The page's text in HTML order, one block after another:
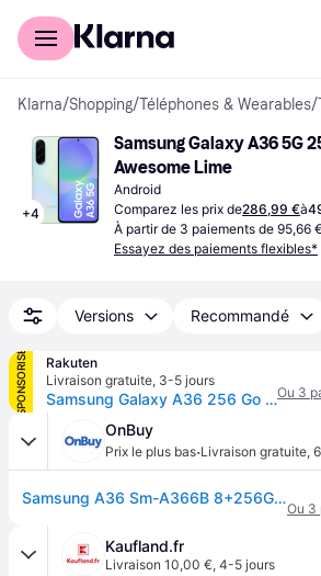
Acheter avec Klarna
Klarna/Shopping/Téléphones & Wearables/
+4
Samsung Galaxy A36 5G
Awesome Lime
Android
Comparez les prix de286,99 €à
À partir de 3 paiements de 95,66
Essayez des paiements flexibles*
Versions Recommandé
SPONSORISÉ
Rakuten
Livraison gratuite, 3-5 jours
Samsung Galaxy A36 256 Go VertOu 3
OnBuy
Prix le plus bas·Livraison gratuite,
Samsung A36 Sm-A366B 8+256Gb Ds 5G Awesome Lime Oem
Ou 3
Kaufland.fr
Livraison 10,00 €, 4-5 jours